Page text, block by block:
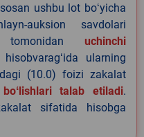
ushbu lot boʻyicha
auksion savdolari
tomonidan uchinchi
ularning
(10.0) foizi zakalat
talab etiladi.
sifatida hisobga